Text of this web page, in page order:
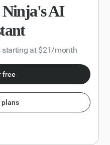
عنوان URL عامًا وجاهزًا للمشاركة بشكل عام.
Ninja's AI
at $21/month.
free
plans